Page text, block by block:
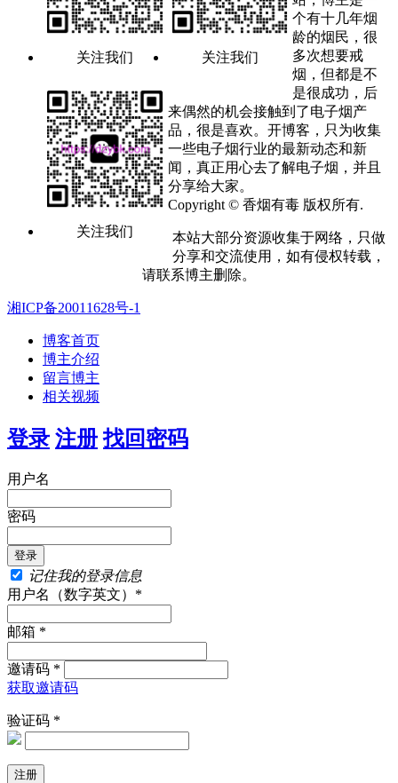
关注我们 关注我们
关注我们
个有十几年烟
龄的烟民，很
多次想要戒
烟，但都是不
是很成功，后
来偶然的机会接触到了电子烟产
品，很是喜欢。开博客，只为收集
一些电子烟行业的最新动态和新
闻，真正用心去了解电子烟，并且
分享给大家。
Copyright © 香烟有毒 版权所有.
本站大部分资源收集于网络，只做
分享和交流使用，如有侵权转载，
请联系博主删除。
湘ICP备20011628号-1
博客首页
博主介绍
留言博主
相关视频
登录 注册 找回密码
用户名
密码
记住我的登录信息
用户名（数字英文）*
邮箱 *
邀请码 *
获取邀请码
验证码 *